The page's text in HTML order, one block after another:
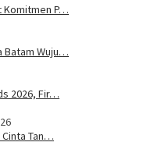
Komitmen P…
Batam Wuju…
2026, Fir…
Tan…